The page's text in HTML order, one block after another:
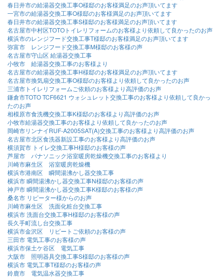
春日井市の給湯器交換工事O様邸のお客様満足のお声頂いてます
一宮市の給湯器交換工事O様邸のお客様満足のお声頂いてます
春日井市の給湯器交換工事S様邸のお客様満足のお声頂いてます
名古屋市中村区TOTOトイレリフォームのお客様より依頼して良かったのお声
横浜市のレンジフード交換工事T様邸のお客様満足のお声頂いてます
弥富市 レンジフード交換工事M様邸のお客様の声
名古屋市守山区 給湯器交換工事
小牧市 給湯器交換工事のお客様より
名古屋市の給湯器交換工事H様邸のお客様満足のお声頂いてます
名古屋市換気扇交換工事O様邸のお客様より依頼して良かったのお声
三浦市トイレリフォームご依頼のお客様より高評価のお声
鎌倉市TOTO TCF6621 ウォシュレット交換工事のお客様より依頼して良かっ
たのお声
相模原市食洗機交換工事K様邸のお客様より高評価のお声
小牧市給湯器交換工事のお客様より依頼して良かったのお声
岡崎市リンナイRUF-A2005SAT(A)交換工事のお客様より高評価のお声
名古屋市北区食洗器新設工事のお客様より高評価のお声
横須賀市 トイレ交換工事H様邸のお客様の声
芦屋市 パナソニック浴室暖房乾燥機交換工事のお客様より
川崎市麻生区 浴室暖房乾燥機
横浜市港南区 瞬間湯沸かし器交換工事
横浜市 瞬間湯沸かし器交換工事N様邸のお客様の声
神戸市 瞬間湯沸かし器交換工事K様邸のお客様の声
桑名市 リピーター様からのお声
川崎市麻生区 洗面化粧台交換工事
横浜市 洗面台交換工事H様邸のお客様の声
長久手町流し台交換工事
横浜市金沢区 リピートご依頼のお客様の声
三田市 電気工事のお客様の声
横浜市保土ケ谷区 電気工事
大阪市 照明器具交換工事S様邸のお客様の声
横浜市 電気工事T様邸のお客様の声
鈴鹿市 電気温水器交換工事